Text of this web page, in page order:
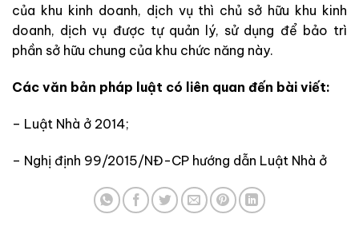
của khu kinh doanh, dịch vụ thì chủ sở hữu khu kinh
doanh, dịch vụ được tự quản lý, sử dụng để bảo trì
phần sở hữu chung của khu chức năng này.
Các văn bản pháp luật có liên quan đến bài viết:
– Luật Nhà ở 2014;
– Nghị định 99/2015/NĐ-CP hướng dẫn Luật Nhà ở